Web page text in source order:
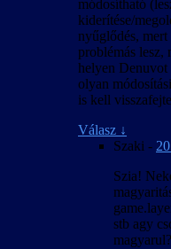
módosítható
kiderítése/
nyűglődés,
problémás
helyen Denuvot
olyan
is kell
Válasz ↓
Szaki -
Szia!
stb agy
magyarul?